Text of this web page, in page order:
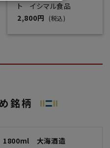
ト イシマル食品
2,800円
(税込)
銘柄
大海酒造